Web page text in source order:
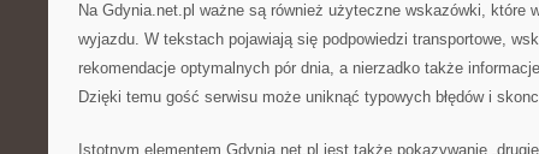
Na Gdynia.net.pl ważne są również użyteczne wskazówki, które
wyjazdu. W tekstach pojawiają się podpowiedzi transportowe,
rekomendacje optymalnych pór dnia, a nierzadko także
Dzięki temu gość serwisu może uniknąć typowych błędów i
Istotnym elementem Gdynia.net.pl jest także pokazywanie